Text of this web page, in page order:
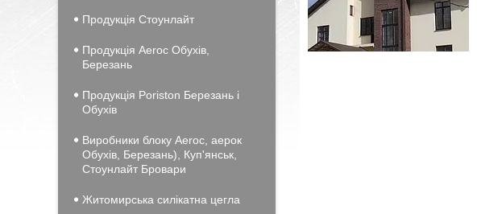
Продукція Стоунлайт
Продукція Aeroc Обухів,
Березань
Продукція Poriston Березань і
Обухів
Виробники блоку Aeroc, аерок
Обухів, Березань), Куп'янськ,
Стоунлайт Бровари
Житомирська силікатна цегла